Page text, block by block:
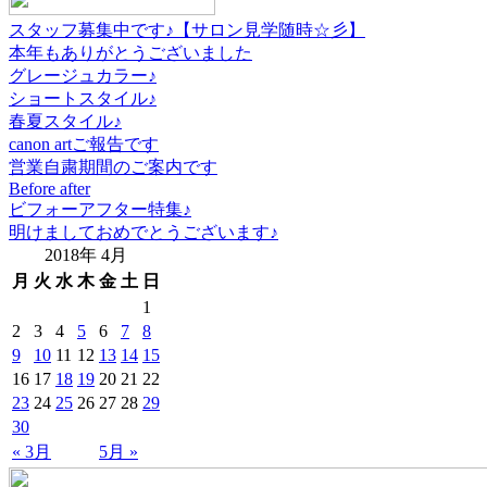
スタッフ募集中です♪【サロン見学随時☆彡】
本年もありがとうございました
グレージュカラー♪
ショートスタイル♪
春夏スタイル♪
canon artご報告です
営業自粛期間のご案内です
Before after
ビフォーアフター特集♪
明けましておめでとうございます♪
2018年 4月
月 火 水 木 金 土 日
« 3月 5月 »
1
2
3 4 5 6 7
8
9
10 11 12 13 14 15
16 17 18 19 20 21 22
23 24 25 26 27 28 29
30